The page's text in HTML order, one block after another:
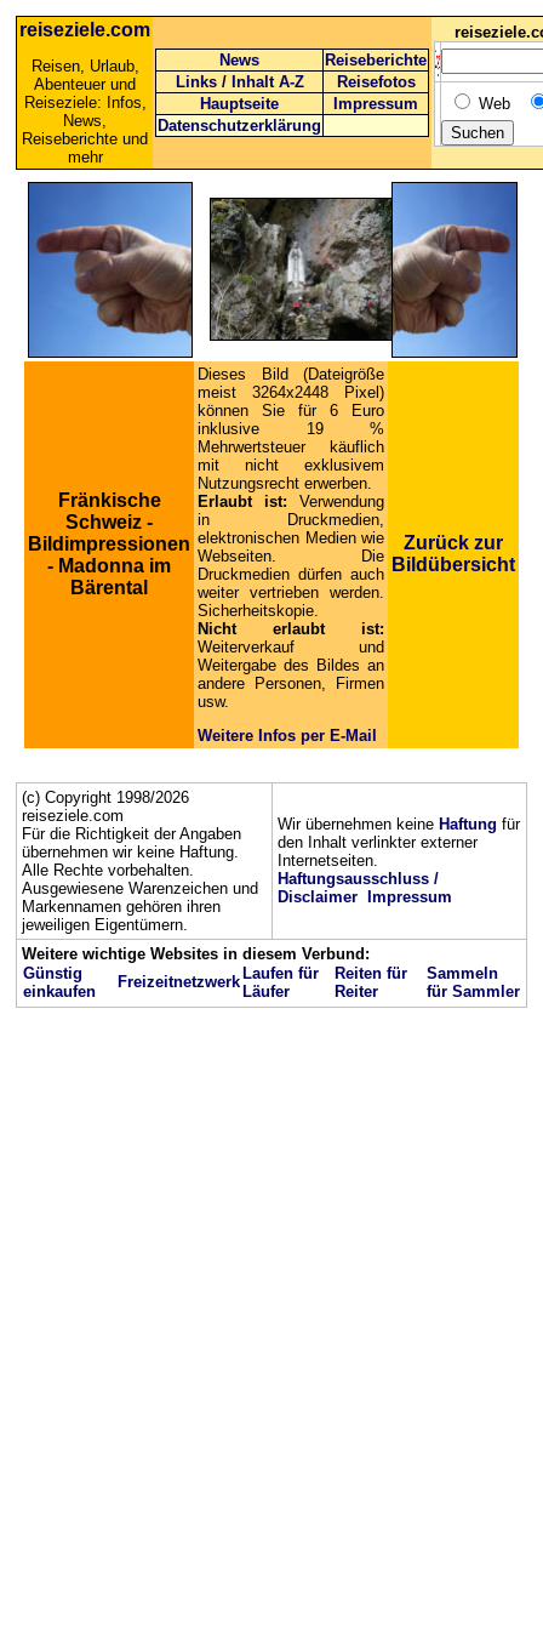
reiseziele.com
Reisen, Urlaub,
Abenteuer und
Reiseziele: Infos,
News,
Reiseberichte und
mehr
News
Reiseberichte
Links / Inhalt A-Z
Reisefotos
Hauptseite
Impressum
Datenschutzerklärung
Web
Fränkische
Schweiz -
Bildimpressionen
- Madonna im
Bärental
Dieses Bild (Dateigröße
meist 3264x2448 Pixel)
können Sie für 6 Euro
inklusive 19 %
Mehrwertsteuer käuflich
mit nicht exklusivem
Nutzungsrecht erwerben.
Erlaubt ist: Verwendung
in Druckmedien,
elektronischen Medien wie
Webseiten. Die
Druckmedien dürfen auch
weiter vertrieben werden.
Sicherheitskopie.
Nicht erlaubt ist:
Weiterverkauf und
Weitergabe des Bildes an
andere Personen, Firmen
usw.
Weitere Infos per E-Mail
Zurück zur
Bildübersicht
(c) Copyright 1998/2026
reiseziele.com
Für die Richtigkeit der Angaben
übernehmen wir keine Haftung.
Alle Rechte vorbehalten.
Ausgewiesene Warenzeichen und
Markennamen gehören ihren
jeweiligen Eigentümern.
Wir übernehmen keine Haftung für
den Inhalt verlinkter externer
Internetseiten.
Haftungsausschluss /
Disclaimer
Impressum
Weitere wichtige Websites in diesem Verbund:
Günstig
einkaufen
Freizeitnetzwerk Laufen für
Läufer
Reiten für
Reiter
Sammeln
für Sammler